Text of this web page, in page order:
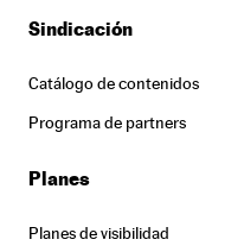
Sindicación
Catálogo de contenidos
Programa de partners
Planes
Planes de visibilidad